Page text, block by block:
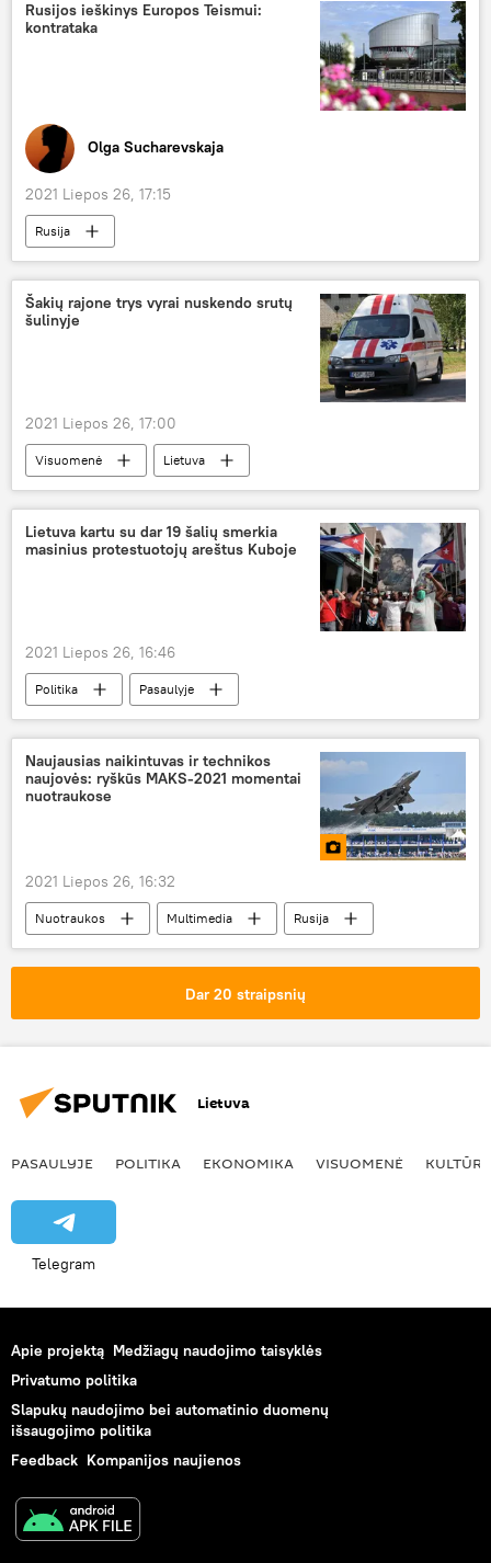
Rusijos ieškinys Europos Teismui:
kontrataka
Olga Sucharevskaja
2021 Liepos 26, 17:15
Rusija
Europos žmogaus teisių teismas (EŽTT)
Kolumnistas
Šakių rajone trys vyrai nuskendo srutų
šulinyje
2021 Liepos 26, 17:00
Visuomenė
Lietuva
Priešgaisrinės apsaugos ir gelbėjimo departamentas
Lietuva kartu su dar 19 šalių smerkia
masinius protestuotojų areštus Kuboje
2021 Liepos 26, 16:46
Politika
Pasaulyje
Lietuvos respublikos užsienio reikalų ministėrija (URM)
Kuba
Naujausias naikintuvas ir technikos
naujovės: ryškūs MAKS-2021 momentai
nuotraukose
2021 Liepos 26, 16:32
Nuotraukos Multimedia
Rusija
paroda
lėktuvai
kariniai lėktuvai
Dar 20 straipsnių
Lietuva
PASAULYJE POLITIKA EKONOMIKA VISUOMENĖ KULTŪRA
Telegram
Apie projektą Medžiagų naudojimo taisyklės
Privatumo politika
Slapukų naudojimo bei automatinio duomenų
išsaugojimo politika
Feedback Kompanijos naujienos